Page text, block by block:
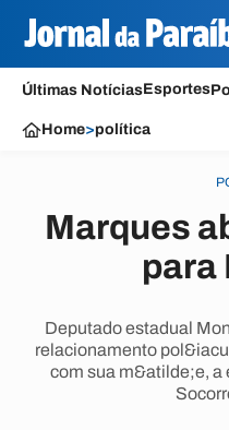
Últimas NotíciasEsportes
Home>política
Marques
para
Deputado estadual
relacionamento
com sua m&atilde;e, a